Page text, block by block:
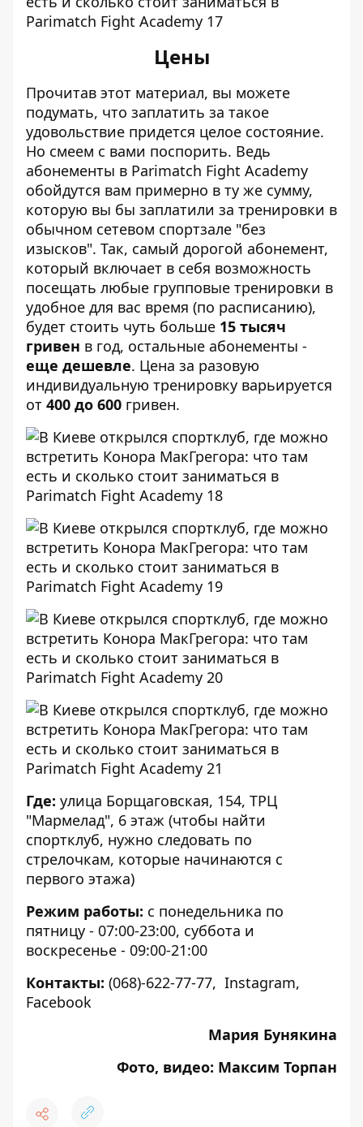
Цены
Прочитав этот материал, вы можете
подумать, что заплатить за такое
удовольствие придется целое состояние.
Но смеем с вами поспорить. Ведь
абонементы в Parimatch Fight Academy
обойдутся вам примерно в ту же сумму,
которую вы бы заплатили за тренировки в
обычном сетевом спортзале "без
изысков". Так, самый дорогой абонемент,
который включает в себя возможность
посещать любые групповые тренировки в
удобное для вас время (по расписанию),
будет стоить чуть больше 15 тысяч
гривен в год, остальные абонементы -
еще дешевле. Цена за разовую
индивидуальную тренировку варьируется
от 400 до 600 гривен.
Где: улица Борщаговская, 154, ТРЦ
"Мармелад", 6 этаж (чтобы найти
спортклуб, нужно следовать по
стрелочкам, которые начинаются с
первого этажа)
Режим работы: с понедельника по
пятницу - 07:00-23:00, суббота и
воскресенье - 09:00-21:00
Контакты: (068)-622-77-77, Instagram,
Facebook
Мария Бунякина
Фото, видео: Максим Торпан